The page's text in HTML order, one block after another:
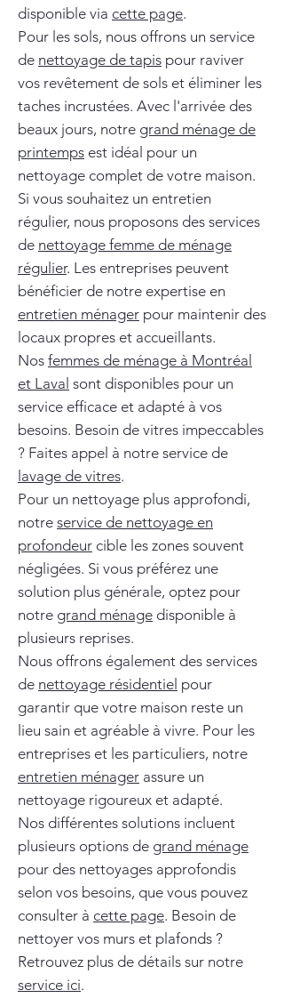
disponible via cette page.
Pour les sols, nous offrons un service
de nettoyage de tapis pour raviver
vos revêtement de sols et éliminer les
taches incrustées. Avec l'arrivée des
beaux jours, notre grand ménage de
printemps est idéal pour un
nettoyage complet de votre maison.
Si vous souhaitez un entretien
régulier, nous proposons des services
de nettoyage femme de ménage
régulier. Les entreprises peuvent
bénéficier de notre expertise en
entretien ménager pour maintenir des
locaux propres et accueillants.
Nos femmes de ménage à Montréal
et Laval sont disponibles pour un
service efficace et adapté à vos
besoins. Besoin de vitres impeccables
? Faites appel à notre service de
lavage de vitres.
Pour un nettoyage plus approfondi,
notre service de nettoyage en
profondeur cible les zones souvent
négligées. Si vous préférez une
solution plus générale, optez pour
notre grand ménage disponible à
plusieurs reprises.
Nous offrons également des services
de nettoyage résidentiel pour
garantir que votre maison reste un
lieu sain et agréable à vivre. Pour les
entreprises et les particuliers, notre
entretien ménager assure un
nettoyage rigoureux et adapté.
Nos différentes solutions incluent
plusieurs options de grand ménage
pour des nettoyages approfondis
selon vos besoins, que vous pouvez
consulter à cette page. Besoin de
nettoyer vos murs et plafonds ?
Retrouvez plus de détails sur notre
service ici.